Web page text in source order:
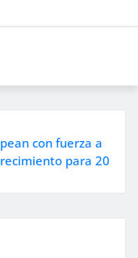
con fuerza a
para 20